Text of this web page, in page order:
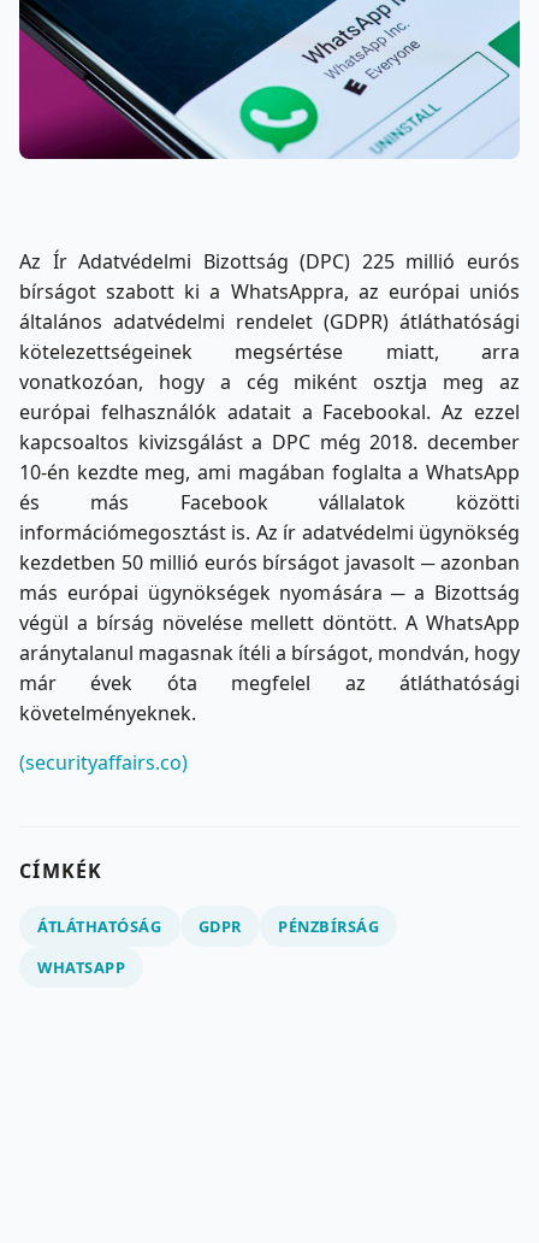
Az Ír Adatvédelmi Bizottság (DPC) 225 millió eurós
bírságot szabott ki a WhatsAppra, az európai uniós
általános adatvédelmi rendelet (GDPR) átláthatósági
kötelezettségeinek megsértése miatt, arra
vonatkozóan, hogy a cég miként osztja meg az
európai felhasználók adatait a Facebookal. Az ezzel
kapcsoaltos kivizsgálást a DPC még 2018. december
10-én kezdte meg, ami magában foglalta a WhatsApp
és más Facebook vállalatok közötti
információmegosztást is. Az ír adatvédelmi ügynökség
kezdetben 50 millió eurós bírságot javasolt ─ azonban
más európai ügynökségek nyomására ─ a Bizottság
végül a bírság növelése mellett döntött. A WhatsApp
aránytalanul magasnak ítéli a bírságot, mondván, hogy
már évek óta megfelel az átláthatósági
követelményeknek.
(securityaffairs.co)
CÍMKÉK
ÁTLÁTHATÓSÁG GDPR
PÉNZBÍRSÁG
WHATSAPP